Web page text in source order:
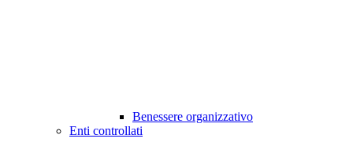
Benessere organizzativo
Enti controllati